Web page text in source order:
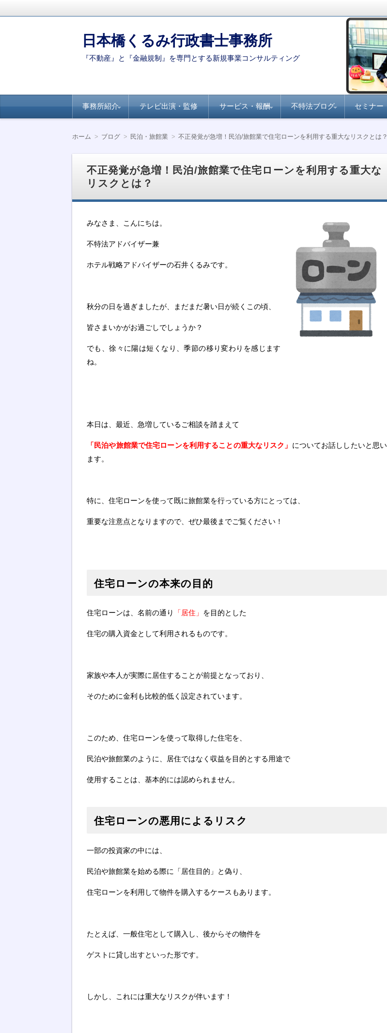
日本橋くるみ行政書士事務所
『不動産』と『金融規制』を専門とする新規事業コンサルティング
ン
事務所紹介
掲載
住宅新聞－自治体
別のポイント
リタス『達人が伝
授』シリーズ
住宅新聞ー賃貸経
営に役立つ民泊知
テレビ出演・監修 サービス・報酬
選定する際のポイント
不特法ブログ
21『不動産特定共同事
業のすべて』
動産クラウドファンデ
ィング事業化のポイン
口化商品の研究』
ライセンス
計・マーケティング
セミナー
ホーム ブログ 民泊・旅館業 不正発覚が急増！民泊/旅館業で住宅ローンを利用する重大なリスクとは？
不正発覚が急増！民泊/旅館業で住宅ローンを利用する重大な
リスクとは？
みなさま、こんにちは。
不特法アドバイザー兼
ホテル戦略アドバイザーの石井くるみです。
秋分の日を過ぎましたが、まだまだ暑い日が続くこの頃、
皆さまいかがお過ごしでしょうか？
でも、徐々に陽は短くなり、季節の移り変わりを感じます
ね。
本日は、最近、急増しているご相談を踏まえて
「民泊や旅館業で住宅ローンを利用することの重大なリスク」 についてお話ししたいと思い
ます。
特に、住宅ローンを使って既に旅館業を行っている方にとっては、
重要な注意点となりますので、ぜひ最後までご覧ください！
住宅ローンの本来の目的
住宅ローンは、名前の通り 「居住」 を目的とした
住宅の購入資金として利用されるものです。
家族や本人が実際に居住することが前提となっており、
そのために金利も比較的低く設定されています。
このため、住宅ローンを使って取得した住宅を、
民泊や旅館業のように、居住ではなく収益を目的とする用途で
使用することは、基本的には認められません。
住宅ローンの悪用によるリスク
一部の投資家の中には、
民泊や旅館業を始める際に「居住目的」と偽り、
住宅ローンを利用して物件を購入するケースもあります。
たとえば、一般住宅として購入し、後からその物件を
ゲストに貸し出すといった形です。
しかし、これには重大なリスクが伴います！